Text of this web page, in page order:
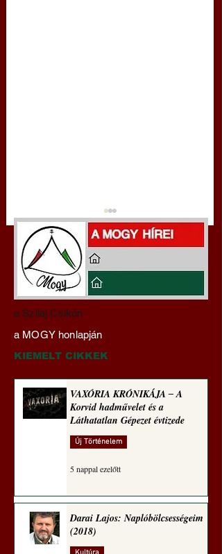
Darai Lajos:
Naplóbölcsességeim
(2025)
a Szilaj Csikón
a MOGY honlapján
KIEMELT CIKKEK
VAXÓRIA KRÓNIKÁJA ‒ A
Korvid hadművelet és a
Láthatatlan Gépezet évtizede
Új Történelem
5 nappal ezelőtt
Darai Lajos: Naplóbölcsességeim
(2018)